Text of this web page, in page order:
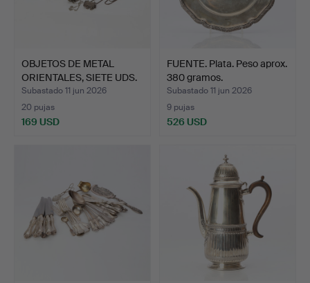
OBJETOS DE METAL
ORIENTALES, SIETE UDS.
Me…
Subastado 11 jun 2026
20 pujas
169 USD
FUENTE. Plata. Peso aprox.
380 gramos.
Subastado 11 jun 2026
9 pujas
526 USD